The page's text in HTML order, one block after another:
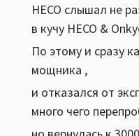
HECO слышал не
в кучу HECO &
По этому и сразу
мощника ,
и отказался от
много чего